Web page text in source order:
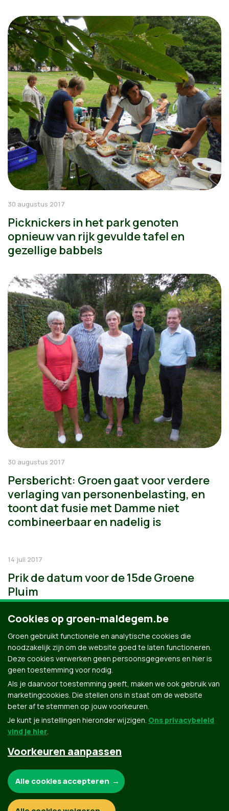
30 augustus 2017
Picknickers in het park genoten
opnieuw van rijk gevulde tafel en
gezellige babbels
30 augustus 2017
Persbericht: Groen gaat voor verdere
verlaging van personenbelasting, en
toont dat fusie met Damme niet
combineerbaar en nadelig is
14 juli 2017
Prik de datum voor de 15de Groene
Pluim
Groen.be
Contact Privacybeleid
Cookies op groen-maldegem.be
Groen gebruikt functionele en analytische cookies die
noodzakelijk zijn om de website goed te laten functioneren.
Deze cookies verwerken geen persoonsgegevens en hier is
geen toestemming voor nodig.
Als je daarvoor toestemming geeft, maken we ook gebruik van
marketingcookies. Die stellen ons in staat om de website
beter af te stemmen op jouw voorkeuren.
Je kunt je instellingen hieronder wijzigen. Ons privacybeleid
vind je hier.
Voorkeuren aanpassen
Functionele en analytische cookies:
Alle cookies accepteren